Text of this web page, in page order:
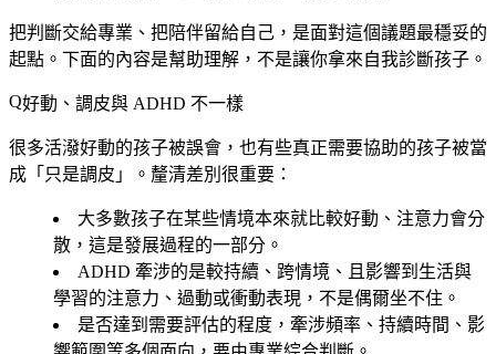
把判斷交給專業、把陪伴留給自己，是面對這個議題最穩妥的
起點。下面的內容是幫助理解，不是讓你拿來自我診斷孩子。
好動、調皮與 ADHD 不一樣
很多活潑好動的孩子被誤會，也有些真正需要協助的孩子被當
成「只是調皮」。釐清差別很重要：
大多數孩子在某些情境本來就比較好動、注意力會分
散 ，這是發展過程的一部分。
ADHD 牽涉的是較持續、跨情境、且影響到生活與
學習的注意力、過動或衝動表現，不是偶爾坐不住。
是否達到需要評估的程度， 牽涉頻率、持續時間、影